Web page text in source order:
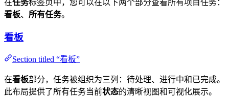
在任务标签页中，您可以在以下两个部分查看所有项目任务：
看板、 所有任务。
看板
Section titled “看板”
在看板部分，任务被组织为三列：待处理、进行中和已完成。
此布局提供了所有任务当前状态的清晰视图和可视化展示。